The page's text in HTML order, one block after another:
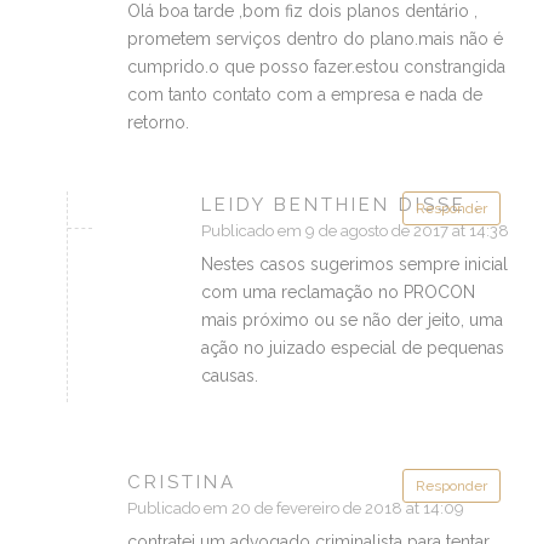
Olá boa tarde ,bom fiz dois planos dentário ,
prometem serviços dentro do plano.mais não é
cumprido.o que posso fazer.estou constrangida
com tanto contato com a empresa e nada de
retorno.
Responder
LEIDY BENTHIEN DISSE :
Publicado em 9 de agosto de 2017 at 14:38
Nestes casos sugerimos sempre inicial
com uma reclamação no PROCON
mais próximo ou se não der jeito, uma
ação no juizado especial de pequenas
causas.
Responder
CRISTINA
Publicado em 20 de fevereiro de 2018 at 14:09